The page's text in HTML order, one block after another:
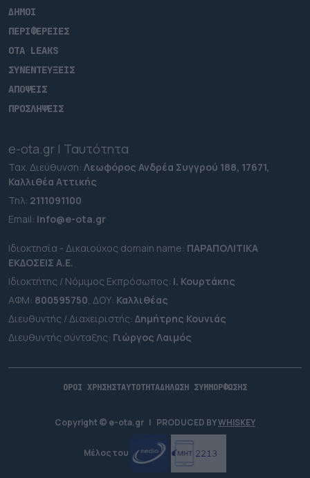
ΔΗΜΟΙ
ΠΕΡΙΦΕΡΕΙΕΣ
OTA LEAKS
ΣΥΝΕΝΤΕΥΞΕΙΣ
ΑΠΟΨΕΙΣ
ΠΡΟΣΛΗΨΕΙΣ
e-ota.gr | Ταυτότητα
Ταχ. Διεύθυνση: Λεωφόρος Ανδρέα Συγγρού 188, 17671,
Καλλιθέα Αττικής
Τηλ: 2111091100
Εmail: info@e-ota.gr
Ιδιοκτησία - Δικαιούχος domain name: ΠΑΡΑΠΟΛΙΤΙΚΑ
ΕΚΔΟΣΕΙΣ A.E.
Ιδιοκτήτης / Νόμιμος Εκπρόσωπος: Ι. Κουρτάκης
ΑΦΜ: 800595750, ΔΟΥ: Καλλιθέας
Διευθυντής / Διαχειριστής: Δημήτρης Κουνιάς
Διευθυντής σύνταξης: Γιώργος Λαιμός
ΟΡΟΙ ΧΡΗΣΗΣΤΑΥΤΟΤΗΤΑΔΗΛΩΣΗ ΣΥΜΜΟΡΦΩΣΗΣ
Copyright © e-ota.gr | PRODUCED BYWHISKEY
Μέλος του